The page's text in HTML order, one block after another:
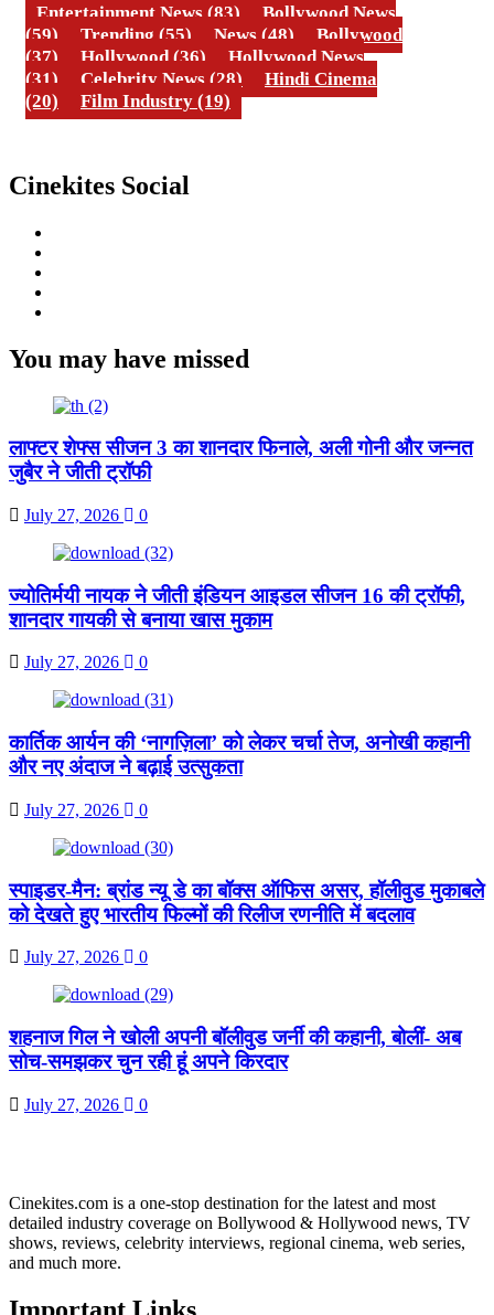
Entertainment News (83)
Bollywood News
(59)
Trending (55) News (48)
Bollywood
(37)
Hollywood (36)
Hollywood News
(31)
Celebrity News (28)
Hindi Cinema
(20)
Film Industry (19)
Cinekites Social
You may have missed
लाफ्टर शेफ्स सीजन 3 का शानदार फिनाले, अली गोनी और जन्नत
जुबैर ने जीती ट्रॉफी
July 27, 2026 0
ज्योतिर्मयी नायक ने जीती इंडियन आइडल सीजन 16 की ट्रॉफी,
शानदार गायकी से बनाया खास मुकाम
July 27, 2026 0
कार्तिक आर्यन की ‘नागज़िला’ को लेकर चर्चा तेज, अनोखी कहानी
और नए अंदाज ने बढ़ाई उत्सुकता
July 27, 2026 0
स्पाइडर-मैन: ब्रांड न्यू डे का बॉक्स ऑफिस असर, हॉलीवुड मुकाबले
को देखते हुए भारतीय फिल्मों की रिलीज रणनीति में बदलाव
July 27, 2026 0
शहनाज गिल ने खोली अपनी बॉलीवुड जर्नी की कहानी, बोलीं- अब
सोच-समझकर चुन रही हूं अपने किरदार
July 27, 2026 0
Cinekites.com is a one-stop destination for the latest and most
detailed industry coverage on Bollywood & Hollywood news, TV
shows, reviews, celebrity interviews, regional cinema, web series,
and much more.
Important Links